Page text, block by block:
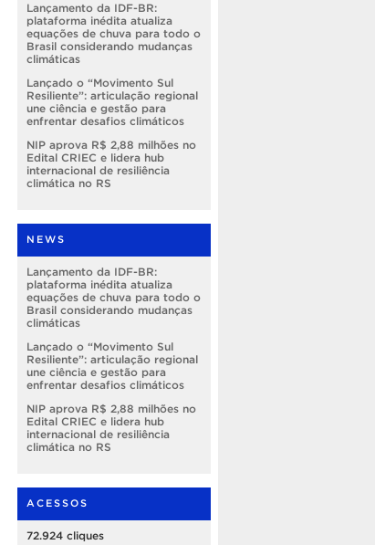
Lançamento da IDF-BR:
plataforma inédita atualiza
equações de chuva para todo o
Brasil considerando mudanças
climáticas
Lançado o “Movimento Sul
Resiliente”: articulação regional
une ciência e gestão para
enfrentar desafios climáticos
NIP aprova R$ 2,88 milhões no
Edital CRIEC e lidera hub
internacional de resiliência
climática no RS
NEWS
Lançamento da IDF-BR:
plataforma inédita atualiza
equações de chuva para todo o
Brasil considerando mudanças
climáticas
Lançado o “Movimento Sul
Resiliente”: articulação regional
une ciência e gestão para
enfrentar desafios climáticos
NIP aprova R$ 2,88 milhões no
Edital CRIEC e lidera hub
internacional de resiliência
climática no RS
ACESSOS
72.924 cliques